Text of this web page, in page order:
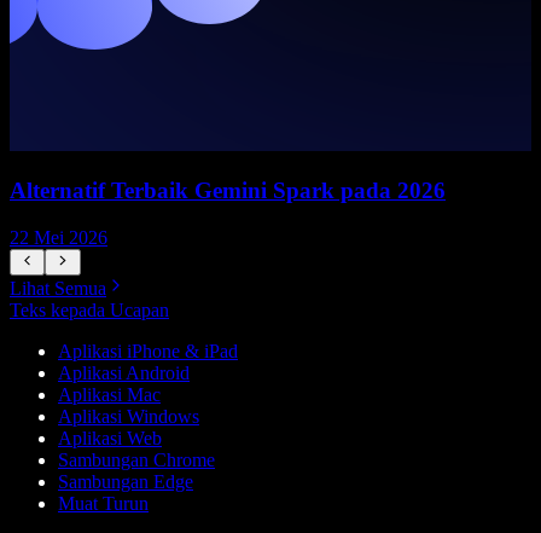
Alternatif Terbaik Gemini Spark pada 2026
22 Mei 2026
Lihat Semua
Teks kepada Ucapan
Aplikasi iPhone & iPad
Aplikasi Android
Aplikasi Mac
Aplikasi Windows
Aplikasi Web
Sambungan Chrome
Sambungan Edge
Muat Turun